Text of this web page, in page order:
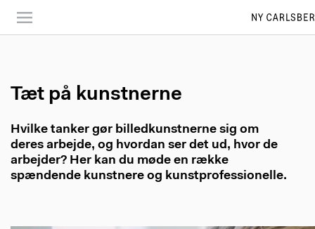
main
Tæt på kunstnerne
Hvilke tanker gør billedkunstnerne sig om
deres arbejde, og hvordan ser det ud, hvor de
arbejder? Her kan du møde en række
spændende kunstnere og kunstprofessionelle.